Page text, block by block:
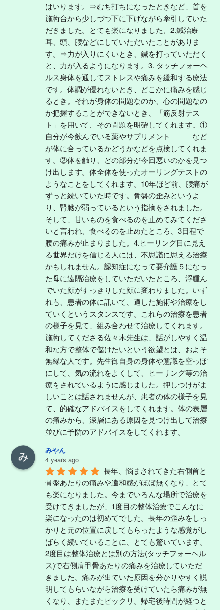
はいります。⇒むち打ちになったときなど、首を
施術台から少しづつ下に下げながら牽引していた
だきました。とても楽になりました。2.鍼治療
耳、頭、腰などにしていただいたことがありま
す。⇒力が入りにくいとき、鍼を打っていただく
と、力が入るようになります。3. タッチフォーヘ
ルス身体を通してストレスや痛みを緩和する療法
です。体調が優れないとき、どこかに痛みを感じ
るとき。それが身体の問題なのか、心の問題なの
か把握することができないとき、「筋反射テス
ト」を用いて、その問題を明確してくれます。①
自分が今飲んでいる薬やサプリメント　　　など
が体に合っているかどうかなどを点検してくれま
す。②体を触り、どの部分が今回悪いのかを見つ
け出します。体全体を使ったオーリングテストの
ようなことをしてくれます。10年ほど前、腰痛が
ずっと続いていた時です。骨盤の歪みというよ
り、腎臓が弱っているという指摘をされました。
そして、甘いものを食べるのを止めてみてくださ
いと言われ、食べるのを止めたところ、3日程で
腰の痛みが止まりました。4.ヒーリング目に見え
る世界だけを信じる人には、不思議に思える治療
かもしれません。認知症になって要介護５になっ
た母に遠隔治療をしていただいたところ、浮腫ん
でいた顔がすっきりした顔に変わりました。いず
れも、患者の体に訊いて、適した施術や治療をし
ていくというスタンスです。これらの治療を患者
の様子を見て、組み合わせて治療してくれます。
施術してくださる佐々木先生は、話がしやすく温
和な方で整体で儲けたいという欲望とは、およそ
無縁な人です。先生御自身の身体や意識を空っぽ
にして、気の流れをよくして、ヒーリング等の治
療をされているように感じました。押しつけがま
しいことは話されませんが、患者の体の様子を見
て、的確なアドバイスをしてくれます。体の表層
の痛みから、深層にある原因を見つけ出して治療
並びに予防のアドバイスをしてくれます。
みやん
4 years ago
長年、悩まされてきた右側首と
骨盤あたりの痛みや違和感がほぼ無くなり、とて
も楽になりました。今までいろんな場所で治療を
受けてきましたが、1度目の整体治療でこんなに
楽になったのは初めてでした。長年の歪みをしっ
かりと元の位置に戻してもらったような感覚がし
ばらく続いていることに、とても驚いています。
2度目は整体治療とは別の方法(タッチフォーヘル
ス)で右側肩甲骨あたりの痛みを治療していただ
きました。痛みが出ていた原因を分かりやすく説
明してもらいながら治療を受けていたら痛みが無
くなり、またまたビックリ。帰宅後時間が経つと